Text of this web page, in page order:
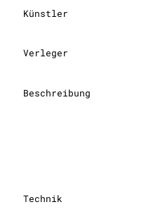
Künstler
Verleger
Beschreibung
Technik